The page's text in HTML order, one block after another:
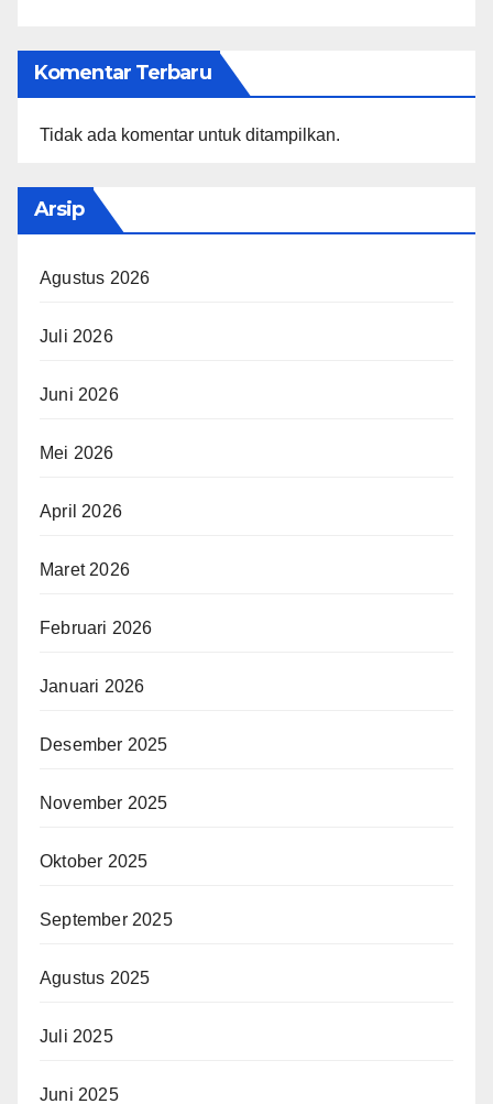
Komentar Terbaru
Tidak ada komentar untuk ditampilkan.
Arsip
Agustus 2026
Juli 2026
Juni 2026
Mei 2026
April 2026
Maret 2026
Februari 2026
Januari 2026
Desember 2025
November 2025
Oktober 2025
September 2025
Agustus 2025
Juli 2025
Juni 2025